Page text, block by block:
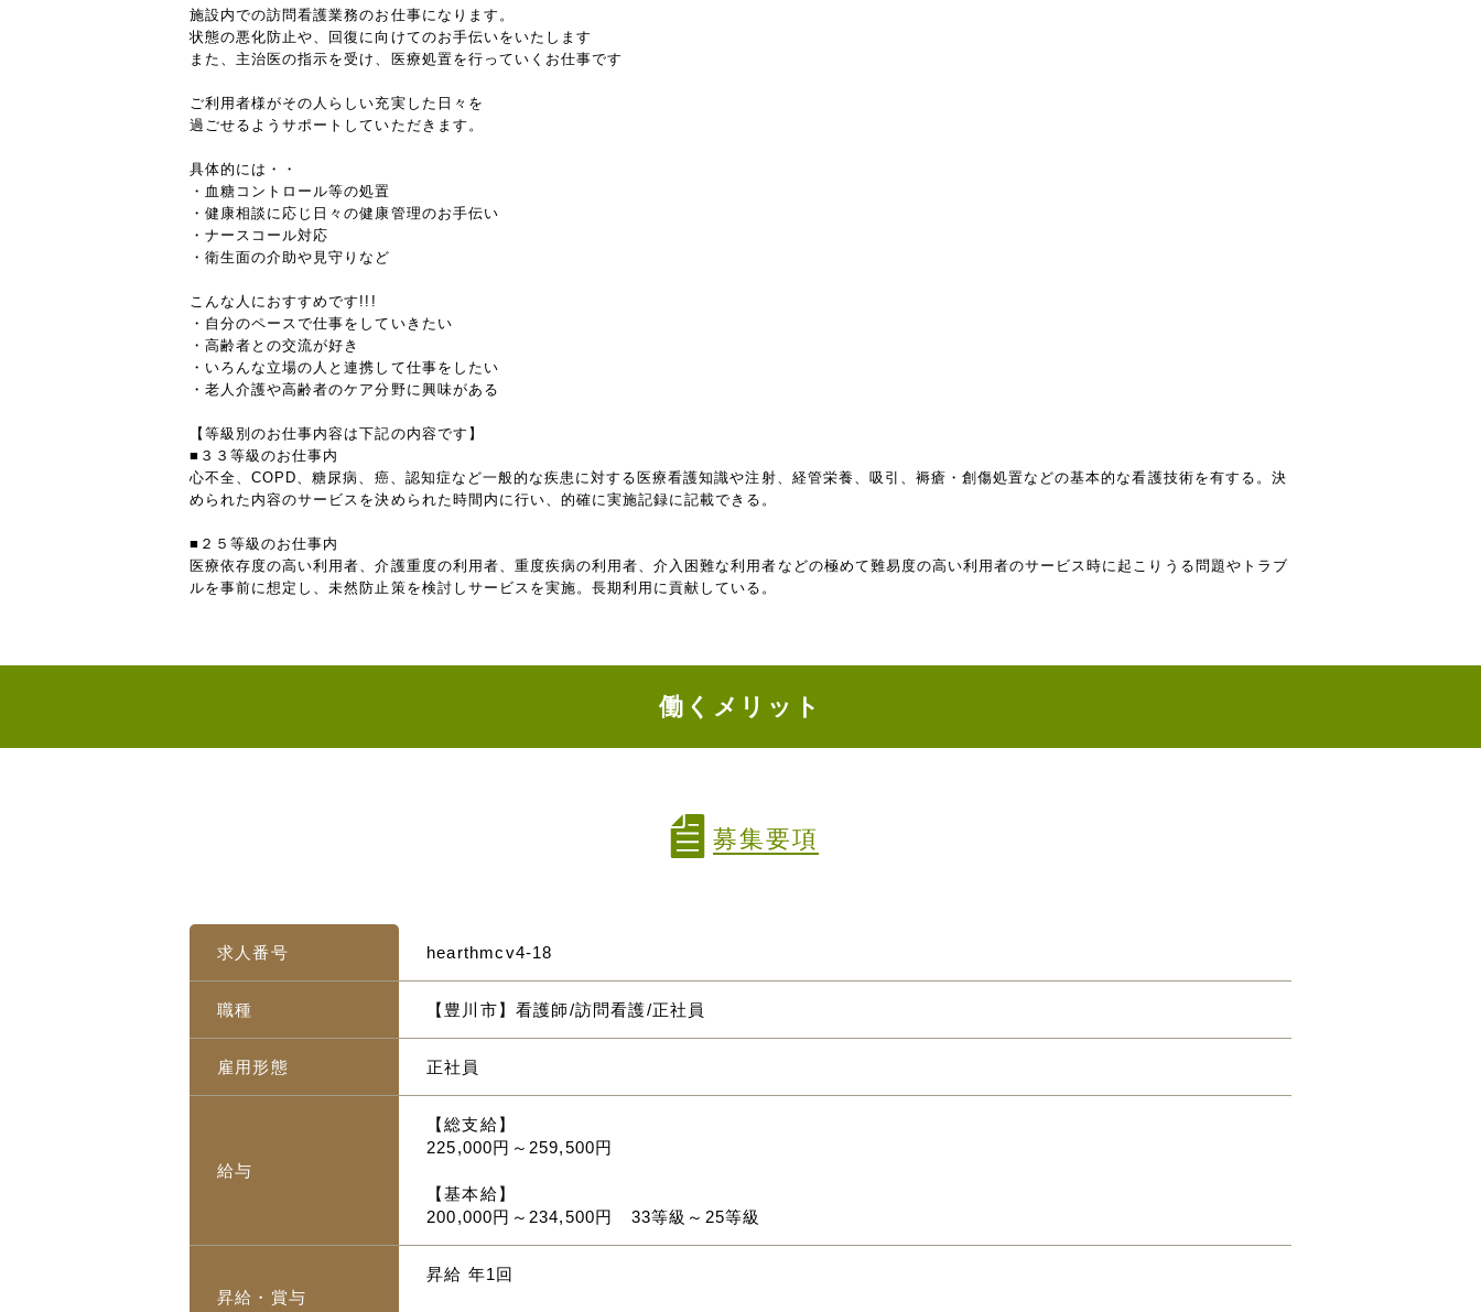
施設内での訪問看護業務のお仕事になります。
状態の悪化防止や、回復に向けてのお手伝いをいたします
また、主治医の指示を受け、医療処置を行っていくお仕事です
ご利用者様がその人らしい充実した日々を
過ごせるようサポートしていただきます。
具体的には・・
・血糖コントロール等の処置
・健康相談に応じ日々の健康管理のお手伝い
・ナースコール対応
・衛生面の介助や見守りなど
こんな人におすすめです!!!
・自分のペースで仕事をしていきたい
・高齢者との交流が好き
・いろんな立場の人と連携して仕事をしたい
・老人介護や高齢者のケア分野に興味がある
【等級別のお仕事内容は下記の内容です】
■３３等級のお仕事内
心不全、COPD、糖尿病、癌、認知症など一般的な疾患に対する医療看護知識や注射、経管栄養、吸引、褥瘡・創傷処置などの基本的な看護技術を有する。決
められた内容のサービスを決められた時間内に行い、的確に実施記録に記載できる。
■２５等級のお仕事内
医療依存度の高い利用者、介護重度の利用者、重度疾病の利用者、介入困難な利用者などの極めて難易度の高い利用者のサービス時に起こりうる問題やトラブ
ルを事前に想定し、未然防止策を検討しサービスを実施。長期利用に貢献している。
働くメリット
募集要項
求人番号 hearthmcv4-18
職種 【豊川市】看護師/訪問看護/正社員
雇用形態 正社員
給与
【総支給】
225,000円～259,500円
【基本給】
200,000円～234,500円 33等級～25等級
昇給・賞与
昇給 年1回